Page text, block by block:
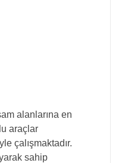
alanlarına en
araçlar
çalışmaktadır.
sahip